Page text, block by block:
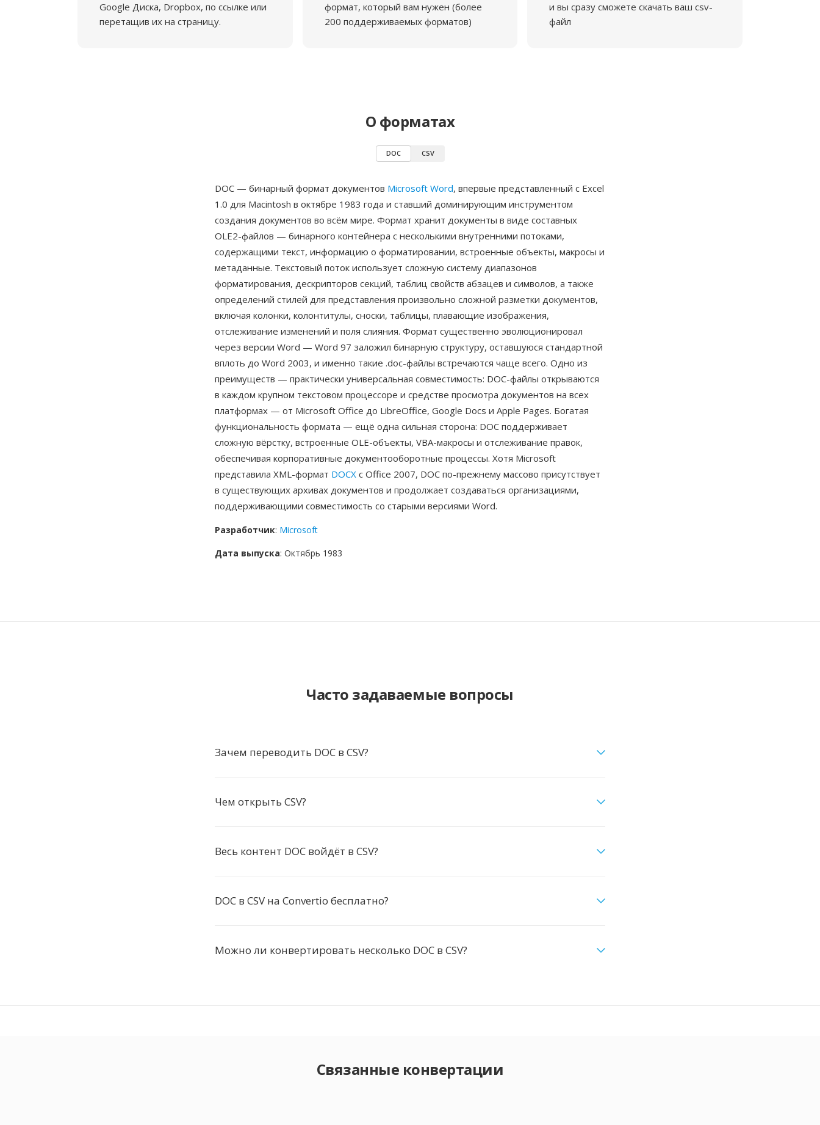
Google Диска, Dropbox, по ссылке или
перетащив их на страницу.
формат, который вам нужен (более
200 поддерживаемых форматов)
и вы сразу сможете скачать ваш csv-
файл
О форматах
DOC CSV
DOC — бинарный формат документов Microsoft Word, впервые представленный с Excel
1.0 для Macintosh в октябре 1983 года и ставший доминирующим инструментом
создания документов во всём мире. Формат хранит документы в виде составных
OLE2-файлов — бинарного контейнера с несколькими внутренними потоками,
содержащими текст, информацию о форматировании, встроенные объекты, макросы и
метаданные. Текстовый поток использует сложную систему диапазонов
форматирования, дескрипторов секций, таблиц свойств абзацев и символов, а также
определений стилей для представления произвольно сложной разметки документов,
включая колонки, колонтитулы, сноски, таблицы, плавающие изображения,
отслеживание изменений и поля слияния. Формат существенно эволюционировал
через версии Word — Word 97 заложил бинарную структуру, оставшуюся стандартной
вплоть до Word 2003, и именно такие .doc-файлы встречаются чаще всего. Одно из
преимуществ — практически универсальная совместимость: DOC-файлы открываются
в каждом крупном текстовом процессоре и средстве просмотра документов на всех
платформах — от Microsoft Office до LibreOffice, Google Docs и Apple Pages. Богатая
функциональность формата — ещё одна сильная сторона: DOC поддерживает
сложную вёрстку, встроенные OLE-объекты, VBA-макросы и отслеживание правок,
обеспечивая корпоративные документооборотные процессы. Хотя Microsoft
представила XML-формат DOCX с Office 2007, DOC по-прежнему массово присутствует
в существующих архивах документов и продолжает создаваться организациями,
поддерживающими совместимость со старыми версиями Word.
Разработчик: Microsoft
Дата выпуска: Октябрь 1983
Часто задаваемые вопросы
Зачем переводить DOC в CSV?
Чем открыть CSV?
Весь контент DOC войдёт в CSV?
DOC в CSV на Convertio бесплатно?
Можно ли конвертировать несколько DOC в CSV?
Связанные конвертации